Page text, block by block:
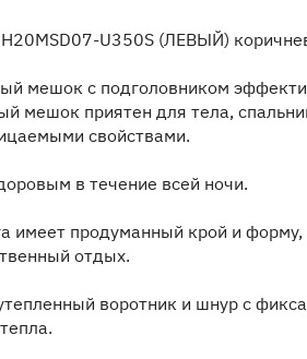
U350S (ЛЕВЫЙ)
мешок с подголовником
мешок приятен для тела,
свойствами.
в течение всей ночи.
имеет продуманный крой и форму,
отдых.
воротник и шнур с